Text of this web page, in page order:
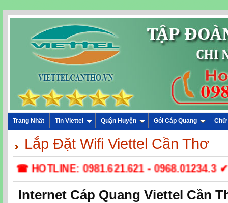
Trang Nhất Tin Viettel Quận Huyện Gói Cáp Quang Chữ
Lắp Đặt Wifi Viettel Cần Thơ
☎ HOTLINE: 0981.621.621 - 0968.01234.3
Internet Cáp Quang Viettel Cần